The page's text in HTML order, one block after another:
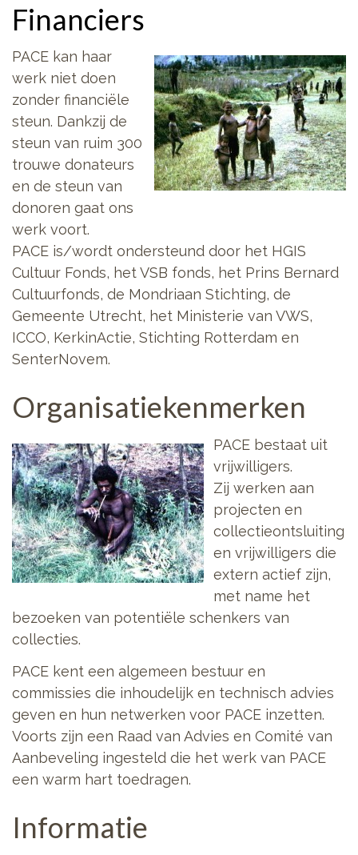
Financiers
PACE kan haar
werk niet doen
zonder financiële
steun. Dankzij de
steun van ruim 300
trouwe donateurs
en de steun van
donoren gaat ons
werk voort.
PACE is/wordt ondersteund door het HGIS
Cultuur Fonds, het VSB fonds, het Prins Bernard
Cultuurfonds, de Mondriaan Stichting, de
Gemeente Utrecht, het Ministerie van VWS,
ICCO, KerkinActie, Stichting Rotterdam en
SenterNovem.
Organisatiekenmerken
PACE bestaat uit
vrijwilligers.
Zij werken aan
projecten en
collectieontsluiting
en vrijwilligers die
extern actief zijn,
met name het
bezoeken van potentiële schenkers van
collecties.
PACE kent een algemeen bestuur en
commissies die inhoudelijk en technisch advies
geven en hun netwerken voor PACE inzetten.
Voorts zijn een Raad van Advies en Comité van
Aanbeveling ingesteld die het werk van PACE
een warm hart toedragen.
Informatie